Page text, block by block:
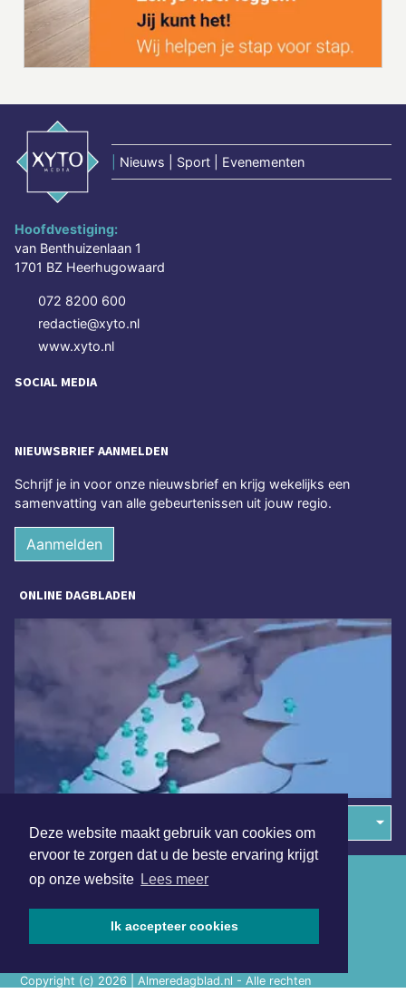
Deze website maakt gebruik van cookies om
ervoor te zorgen dat u de beste ervaring krijgt
op onze website Lees meer
Ik accepteer cookies
Nieuws | Sport | Evenementen
Hoofdvestiging:
van Benthuizenlaan 1
1701 BZ Heerhugowaard
072 8200 600
redactie@xyto.nl
www.xyto.nl
SOCIAL MEDIA
NIEUWSBRIEF AANMELDEN
Schrijf je in voor onze nieuwsbrief en krijg wekelijks een
samenvatting van alle gebeurtenissen uit jouw regio.
Aanmelden
ONLINE DAGBLADEN
Copyright (c) 2026 | Almeredagblad.nl - Alle rechten
Algemene voorwaarden
Disclaimer
Privacy Statement